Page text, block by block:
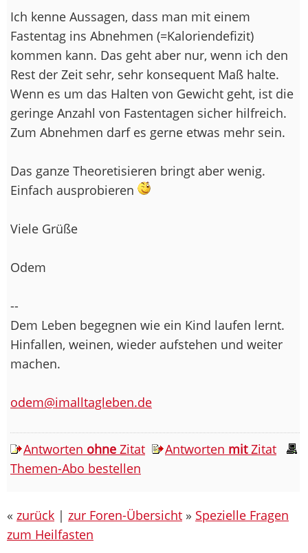
Ich kenne Aussagen, dass man mit einem
Fastentag ins Abnehmen (=Kaloriendefizit)
kommen kann. Das geht aber nur, wenn ich den
Rest der Zeit sehr, sehr konsequent Maß halte.
Wenn es um das Halten von Gewicht geht, ist die
geringe Anzahl von Fastentagen sicher hilfreich.
Zum Abnehmen darf es gerne etwas mehr sein.
Das ganze Theoretisieren bringt aber wenig.
Einfach ausprobieren
Viele Grüße
Odem
--
Dem Leben begegnen wie ein Kind laufen lernt.
Hinfallen, weinen, wieder aufstehen und weiter
machen.
odem@imalltagleben.de
Antworten ohne Zitat Antworten mitZitat
Themen-Abo bestellen
« zurück | zur Foren-Übersicht » Spezielle Fragen
zum Heilfasten